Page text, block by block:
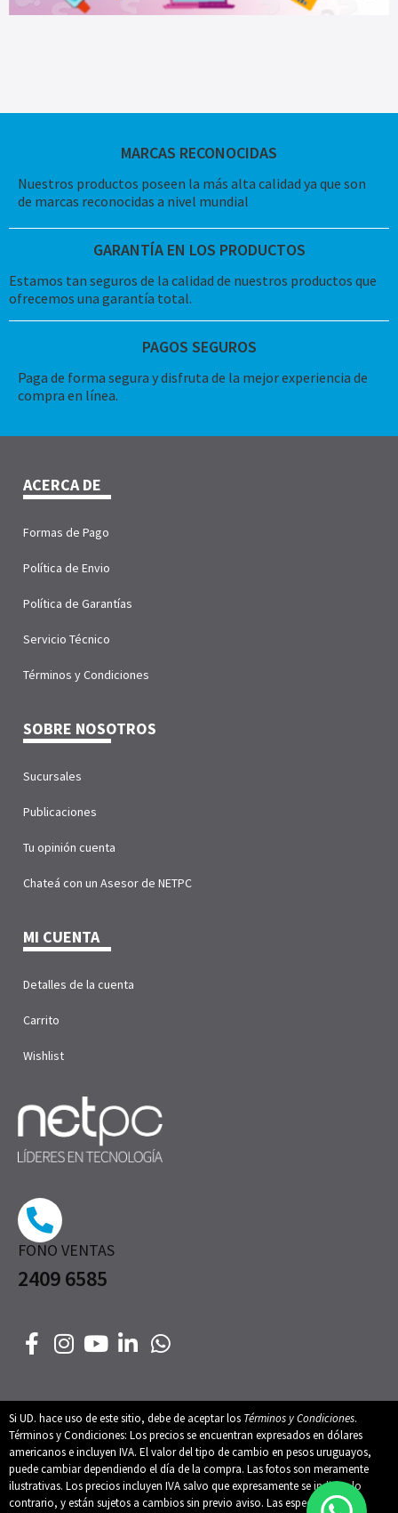
MARCAS RECONOCIDAS
Nuestros productos poseen la más alta calidad ya que son
de marcas reconocidas a nivel mundial
GARANTÍA EN LOS PRODUCTOS
Estamos tan seguros de la calidad de nuestros productos que
ofrecemos una garantía total.
PAGOS SEGUROS
Paga de forma segura y disfruta de la mejor experiencia de
compra en línea.
FONO VENTAS
2409 6585
ACERCA DE
Formas de Pago
Política de Envio
Política de Garantías
Servicio Técnico
Términos y Condiciones
SOBRE NOSOTROS
Sucursales
Publicaciones
Tu opinión cuenta
Chateá con un Asesor de NETPC
MI CUENTA
Detalles de la cuenta
Carrito
Wishlist
Si UD. hace uso de este sitio, debe de aceptar los Términos y Condiciones.
Términos y Condiciones: Los precios se encuentran expresados en dólares
americanos e incluyen IVA. El valor del tipo de cambio en pesos uruguayos,
puede cambiar dependiendo el día de la compra. Las fotos son meramente
ilustrativas. Los precios incluyen IVA salvo que expresamente se indique lo
contrario, y están sujetos a cambios sin previo aviso. Las especificaciones